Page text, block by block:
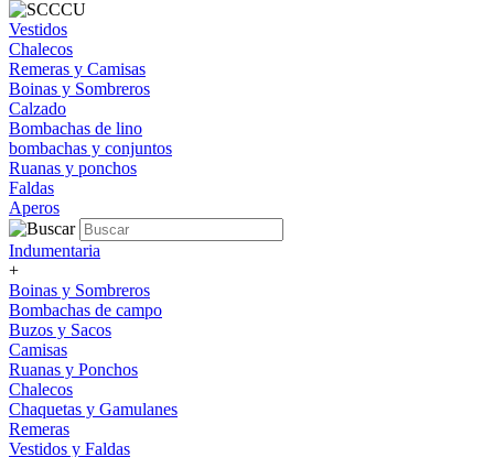
Vestidos
Chalecos
Remeras y Camisas
Boinas y Sombreros
Calzado
Bombachas de lino
bombachas y conjuntos
Ruanas y ponchos
Faldas
Aperos
Indumentaria
+
Boinas y Sombreros
Bombachas de campo
Buzos y Sacos
Camisas
Ruanas y Ponchos
Chalecos
Chaquetas y Gamulanes
Remeras
Vestidos y Faldas